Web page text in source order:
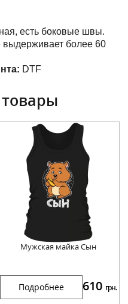
есть боковые швы.
выдерживает более 60
DTF
Мужская майка Сын
Подробнее 610 грн.